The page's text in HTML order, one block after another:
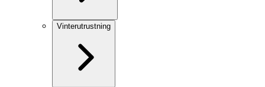
Vinterutrustning